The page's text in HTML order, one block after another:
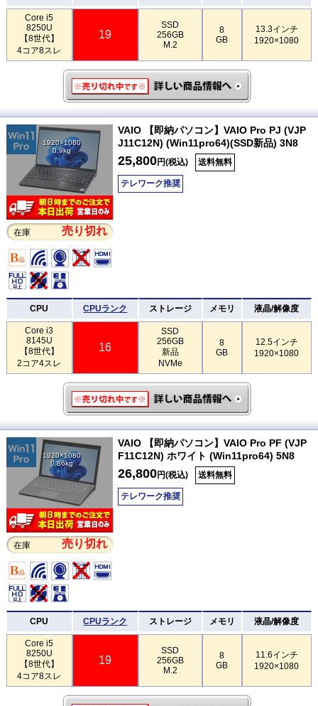
Core i5
8250U
【8世代】
4コア8スレ
19
SSD
256GB
M.2
8
GB
13.3インチ
1920×1080
1920×1080
0.9kg
在庫 売り切れ
VAIO 【即納パソコン】VAIO Pro PJ (VJP
J11C12N) (Win11pro64)(SSD新品) 3N8
25,800円(税込) 送料無料
テレワーク推奨
CPU CPUランク ストレージ メモリ 液晶/解像度
Core i3
8145U
【8世代】
2コア4スレ
16
SSD
256GB
新品
NVMe
8
GB
12.5インチ
1920×1080
1920×1080
0.86kg
在庫 売り切れ
VAIO 【即納パソコン】VAIO Pro PF (VJP
F11C12N) ホワイト (Win11pro64) 5N8
26,800円(税込) 送料無料
テレワーク推奨
CPU CPUランク ストレージ メモリ 液晶/解像度
Core i5
8250U
【8世代】
4コア8スレ
19
SSD
256GB
M.2
8
GB
11.6インチ
1920×1080